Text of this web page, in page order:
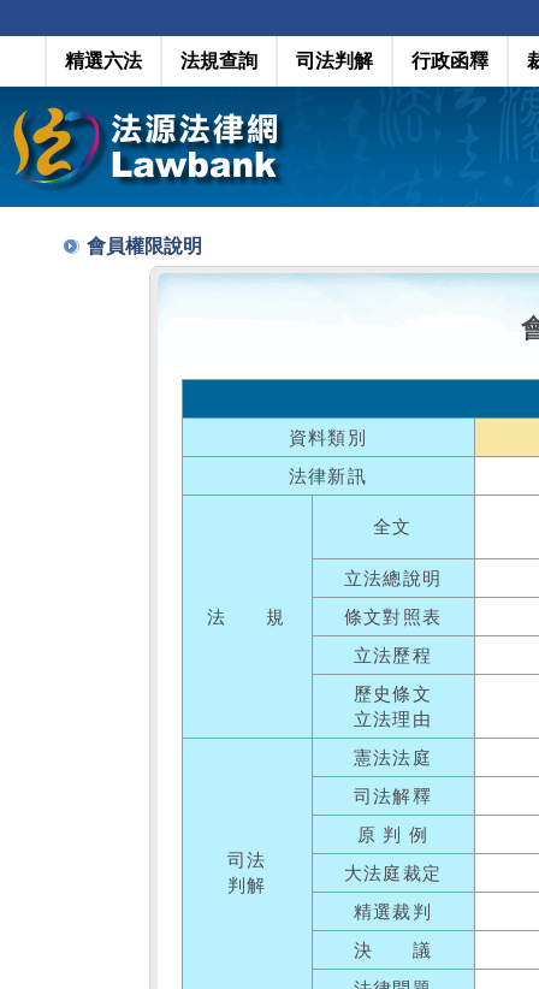
精選六法 法規查詢 司法判解 行政函釋
會員權限說明
資料類別
法律新訊
法 規
全文
立法總說明
條文對照表
立法歷程
歷史條文
立法理由
司法
判解
憲法法庭
司法解釋
原 判 例
大法庭裁定
精選裁判
決 議